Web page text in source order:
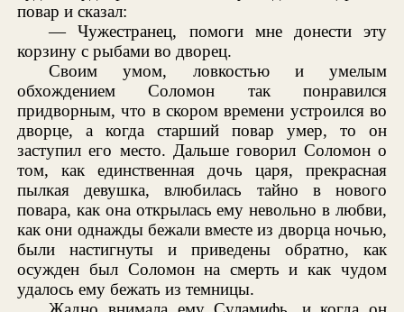
повар и сказал:
— Чужестранец, помоги мне донести эту
корзину с рыбами во дворец.
Своим умом, ловкостью и умелым
обхождением Соломон так понравился
придворным, что в скором времени устроился во
дворце, а когда старший повар умер, то он
заступил его место. Дальше говорил Соломон о
том, как единственная дочь царя, прекрасная
пылкая девушка, влюбилась тайно в нового
повара, как она открылась ему невольно в любви,
как они однажды бежали вместе из дворца ночью,
были настигнуты и приведены обратно, как
осужден был Соломон на смерть и как чудом
удалось ему бежать из темницы.